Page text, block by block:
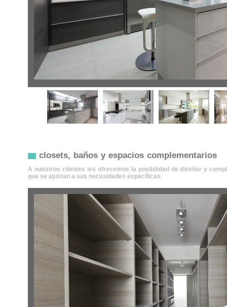
closets, baños y espacios complementarios
A nuestros clientes les ofrecemos la posibilidad de diseñar y
que se ajustan a sus necesidades específicas.